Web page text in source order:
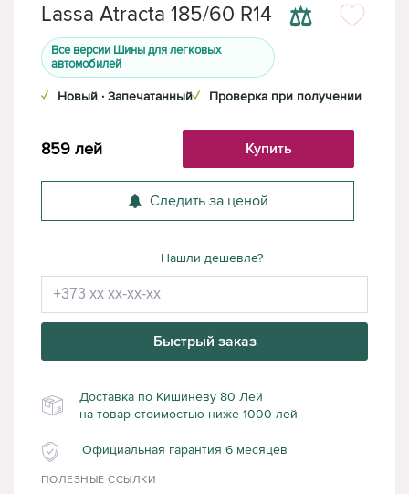
⚖
Lassa Atracta 185/60 R14
Все версии Шины для легковых
автомобилей
✓ Новый · Запечатанный✓ Проверка при получении
859 лей Купить
Следить за ценой
Нашли дешевле?
Быстрый заказ
Доставка по Кишиневу 80 Лей
на товар стоимостью ниже 1000 лей
Официальная гарантия 6 месяцев
ПОЛЕЗНЫЕ ССЫЛКИ